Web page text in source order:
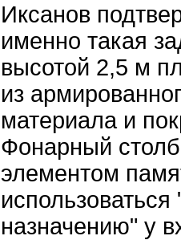
Иксанов
именно такая
высотой 2,5 м
из
материала и
Фонарный
элементом
назначению" у